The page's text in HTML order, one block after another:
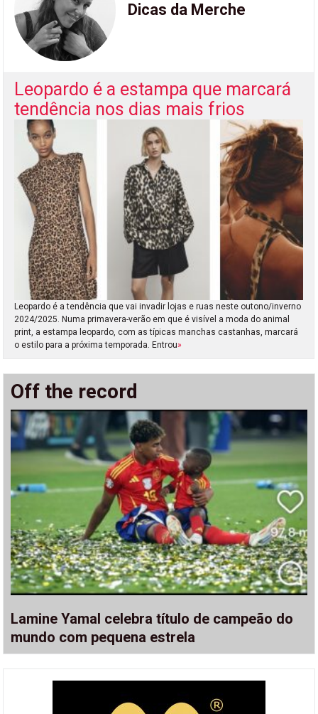
Dicas da Merche
Leopardo é a estampa que marcará
tendência nos dias mais frios
Leopardo é a tendência que vai invadir lojas e ruas neste outono/inverno
2024/2025. Numa primavera-verão em que é visível a moda do animal
print, a estampa leopardo, com as típicas manchas castanhas, marcará
o estilo para a próxima temporada. Entrou»
Off the record
Lamine Yamal celebra título de campeão do
mundo com pequena estrela